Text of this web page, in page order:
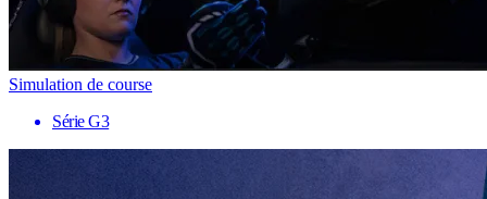
Simulation de course
Série G3